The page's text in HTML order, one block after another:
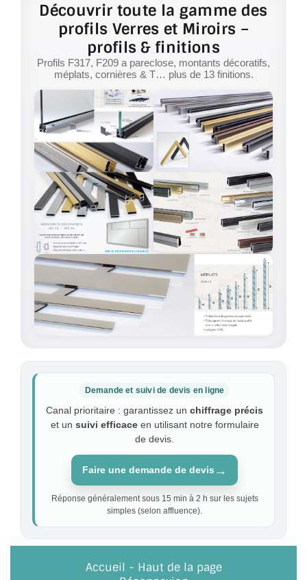
Découvrir toute la gamme des
profils Verres et Miroirs –
profils & finitions
Profils F317, F209 a pareclose, montants décoratifs,
méplats, cornières & T… plus de 13 finitions.
Demande et suivi de devis en ligne
Canal prioritaire : garantissez un chiffrage précis
et un suivi efficaceen utilisant notre formulaire
de devis.
Faire une demande de devis →
Réponse généralement sous 15 min à 2 h sur les sujets
simples (selon affluence).
Accueil - Haut de la page